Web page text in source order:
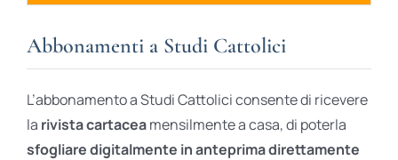
Ares Gold
Ares Digital
Abbonamenti a Studi Cattolici
L’abbonamento a Studi Cattolici consente di ricevere
la rivista cartaceamensilmente a casa, di poterla
sfogliare digitalmente in anteprima direttamente